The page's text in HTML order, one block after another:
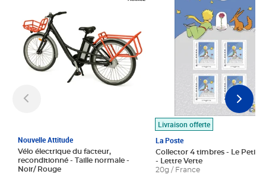
Nouvelle Attitude
Vélo électrique du facteur,
reconditionné - Taille normale -
Noir/ Rouge
Livraison offerte
La Poste
Collector 4 timbres - Le Petit
- Lettre Verte
20g / France